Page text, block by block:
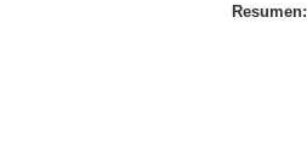
Resumen: